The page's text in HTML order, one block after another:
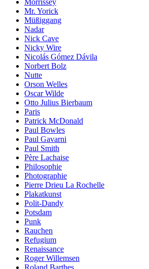
Morrissey
Mr. Yorick
Müßiggang
Nadar
Nick Cave
Nicky Wire
Nicolás Gómez Dávila
Norbert Bolz
Nutte
Orson Welles
Oscar Wilde
Otto Julius Bierbaum
Paris
Patrick McDonald
Paul Bowles
Paul Gavarni
Paul Smith
Père Lachaise
Philosophie
Photographie
Pierre Drieu La Rochelle
Plakatkunst
Polit-Dandy
Potsdam
Punk
Rauchen
Refugium
Renaissance
Roger Willemsen
Roland Barthes